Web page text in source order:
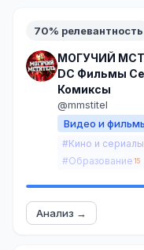
70% релевантность
МОГУЧИЙ
DC Фильмы
Комиксы
@mmstitel
Видео и
#Кино и сериалы
#Образование 15
Анализ →